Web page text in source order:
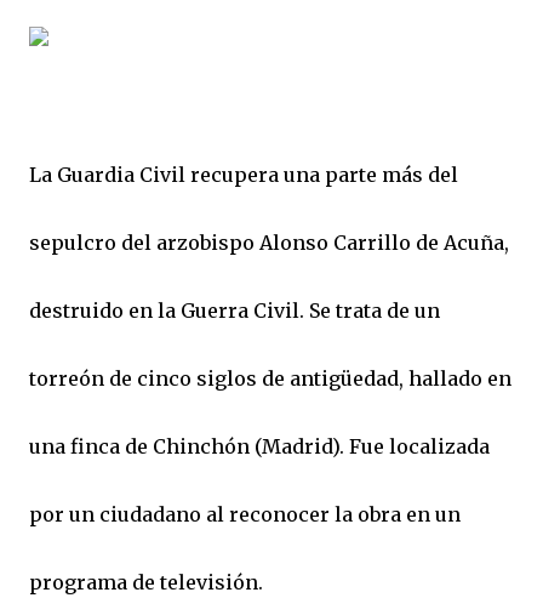
La Guardia Civil recupera una parte más del
sepulcro del arzobispo Alonso Carrillo de Acuña,
destruido en la Guerra Civil. Se trata de un
torreón de cinco siglos de antigüedad, hallado en
una finca de Chinchón (Madrid). Fue localizada
por un ciudadano al reconocer la obra en un
programa de televisión.